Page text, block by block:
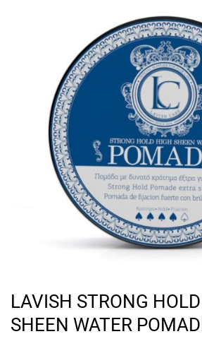
LAVISH STRONG
SHEEN WATER